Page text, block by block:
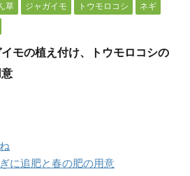
草 ジャガイモ トウモロコシ
ネギ
モの植え付け、トウモロコシの
に追肥と春の肥の用意